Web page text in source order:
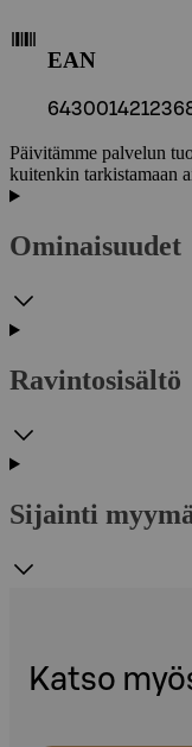
EAN
Päivitämme palvelun
kuitenkin tarkistamaan
Ominaisuudet
Ravintosisältö
Sijainti
Katso